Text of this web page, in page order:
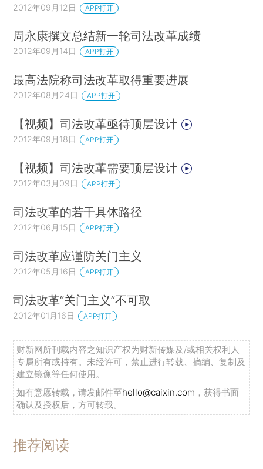
2012年09月12日 APP打开
周永康撰文总结新一轮司法改革成绩
2012年09月14日 APP打开
最高法院称司法改革取得重要进展
2012年08月24日 APP打开
【视频】司法改革亟待顶层设计
2012年09月18日 APP打开
【视频】司法改革需要顶层设计
2012年03月09日 APP打开
司法改革的若干具体路径
2012年06月15日 APP打开
司法改革应谨防关门主义
2012年05月16日 APP打开
司法改革“关门主义”不可取
2012年01月16日 APP打开
财新网所刊载内容之知识产权为财新传媒及/或相关权利人
专属所有或持有。未经许可，禁止进行转载、摘编、复制及
建立镜像等任何使用。
如有意愿转载，请发邮件至hello@caixin.com ，获得书面
确认及授权后，方可转载。
推荐阅读